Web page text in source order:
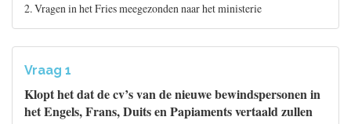
2. Vragen in het Fries meegezonden naar het ministerie
Vraag 1
Klopt het dat de cv’s van de nieuwe bewindspersonen in
het Engels, Frans, Duits en Papiaments vertaald zullen